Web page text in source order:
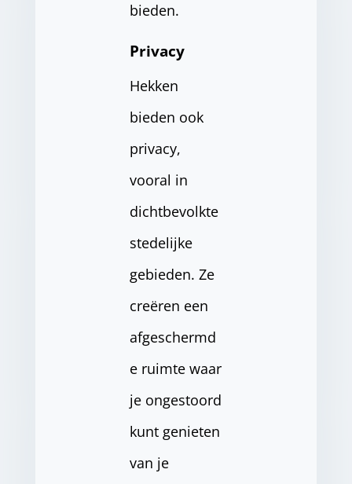
bieden.
Privacy
Hekken
bieden ook
privacy,
vooral in
dichtbevolkte
stedelijke
gebieden. Ze
creëren een
afgeschermd
e ruimte waar
je ongestoord
kunt genieten
van je